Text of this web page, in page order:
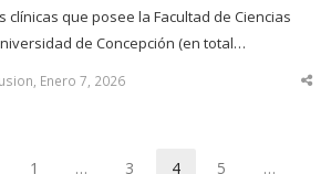
clínicas que posee la Facultad de Ciencias
de Concepción (en total…
Enero 7, 2026
1 … 3 4 5 …